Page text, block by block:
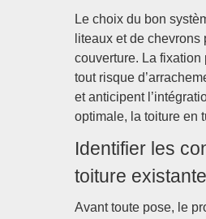
Le choix du bon
liteaux et de
couverture. La
tout risque
et anticipent
optimale, la toiture en
Identifier les
toiture existante
Avant toute pose, le